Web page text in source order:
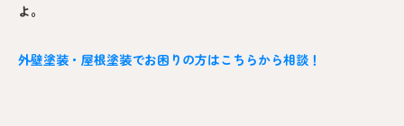
よ。
外壁塗装・屋根塗装でお困りの方はこちらから相談！